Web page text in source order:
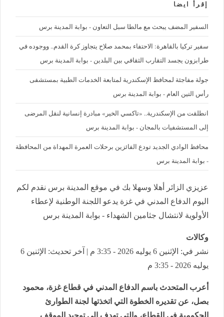
إقرأ ايضا
السفير المضف يبحث مع مالطا سبل التعاون - بوابة المدينة برس
سفير تركيا بالقاهرة: الاحتفاء بمحمد صلاح يتجاوز كرة القدم.. ووجوده في
طرابزون يجسد التقارب الثقافي بين البلدين - بوابة المدينة برس
جولة مفاجئة لمحافظ الإسكندرية لمتابعة الخدمات الطبية بمستشفى
رأس التين العام - بوابة المدينة برس
انطلقت من الإسكندرية.. «تاكسي الخير» مبادرة إنسانية لنقل المرضى
إلى المستشفيات بالمجان - بوابة المدينة برس
محافظ الوادي الجديد تودع الفائزين برحلات العمرة المهداة من المحافظة
- بوابة المدينة برس
عزيزي الزائر أهلا وسهلا بك في موقع المدينة برس نقدم لكم
اليوم الدفاع المدني في غزة يدعو اللجنة الوطنية لإعطاء
الأولوية لانتشال جثامين الشهداء - بوابة المدينة برس
وكالات
نشر في: الإثنين 6 يوليه 2026 - 3:35 م | آخر تحديث: الإثنين 6
يوليه 2026 - 3:35 م
أعرب المتحدث باسم الدفاع المدني في قطاع غزة، محمود
بصل، عن تقديره الخطوة التي اتخذتها لجنة الطوارئ
الحكومية في القطاع، والتي تهدف إلى توحيد الموقف